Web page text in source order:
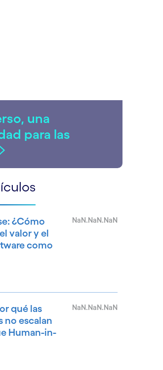
una
para las
¿Cómo
valor y el
como
NaN.NaN.NaN
qué las
no escalan
Human-in-
NaN.NaN.NaN